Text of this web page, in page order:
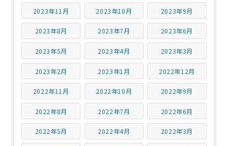
2023年11月 2023年10月 2023年9月
2023年8月 2023年7月 2023年6月
2023年5月 2023年4月 2023年3月
2023年2月 2023年1月 2022年12月
2022年11月 2022年10月 2022年9月
2022年8月 2022年7月 2022年6月
2022年5月 2022年4月 2022年3月